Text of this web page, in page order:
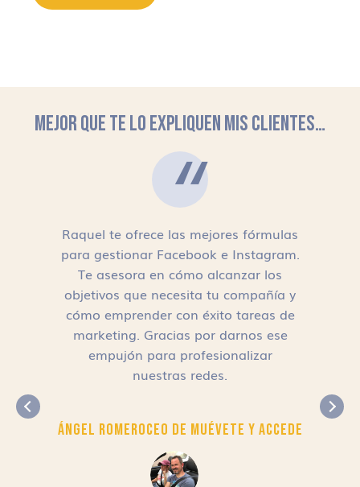
MEJOR QUE TE LO EXPLIQUEN MIS CLIENTES…
Raquel te ofrece las mejores fórmulas
para gestionar Facebook e Instagram.
Te asesora en cómo alcanzar los
objetivos que necesita tu compañía y
cómo emprender con éxito tareas de
marketing. Gracias por darnos ese
empujón para profesionalizar
nuestras redes.
Ángel RomeroCEO de Muévete y Accede